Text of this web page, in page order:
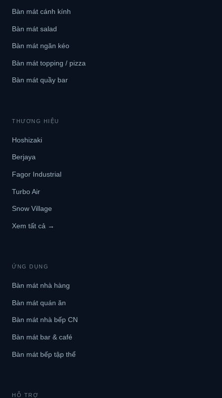
Bàn mát cánh kính
Bàn mát salad
Bàn mát ngăn kéo
Bàn mát topping / pizza
Bàn mát quầy bar
THƯƠNG HIỆU
Hoshizaki
Berjaya
Fagor Industrial
Turbo Air
Snow Village
Xem tất cả →
ỨNG DỤNG
Bàn mát nhà hàng
Bàn mát quán ăn
Bàn mát nhà bếp CN
Bàn mát bar & café
Bàn mát bếp tập thể
HỖ TRỢ